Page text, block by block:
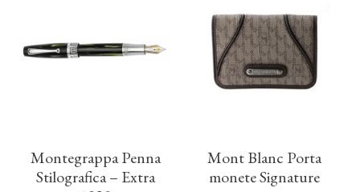
Montegrappa Penna
Stilografica – Extra
Mont Blanc Porta
monete Signature